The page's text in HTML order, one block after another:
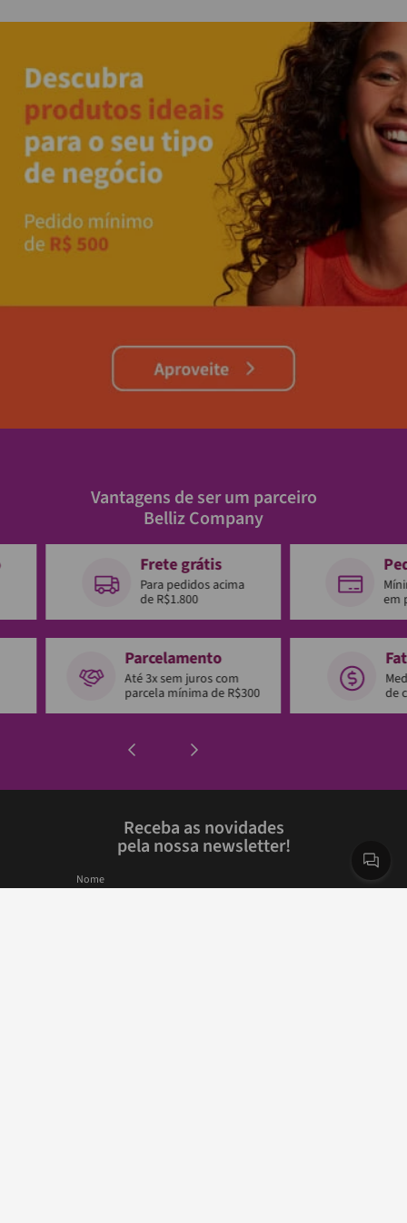
Vantagens de ser um parceiro
Belliz Company
Frete grátis
Para pedidos acima
de R$1.800
Parcelamento
Até 3x sem juros com
parcela mínima de R$300
em
de
Receba as novidades
pela nossa newsletter!
Nome